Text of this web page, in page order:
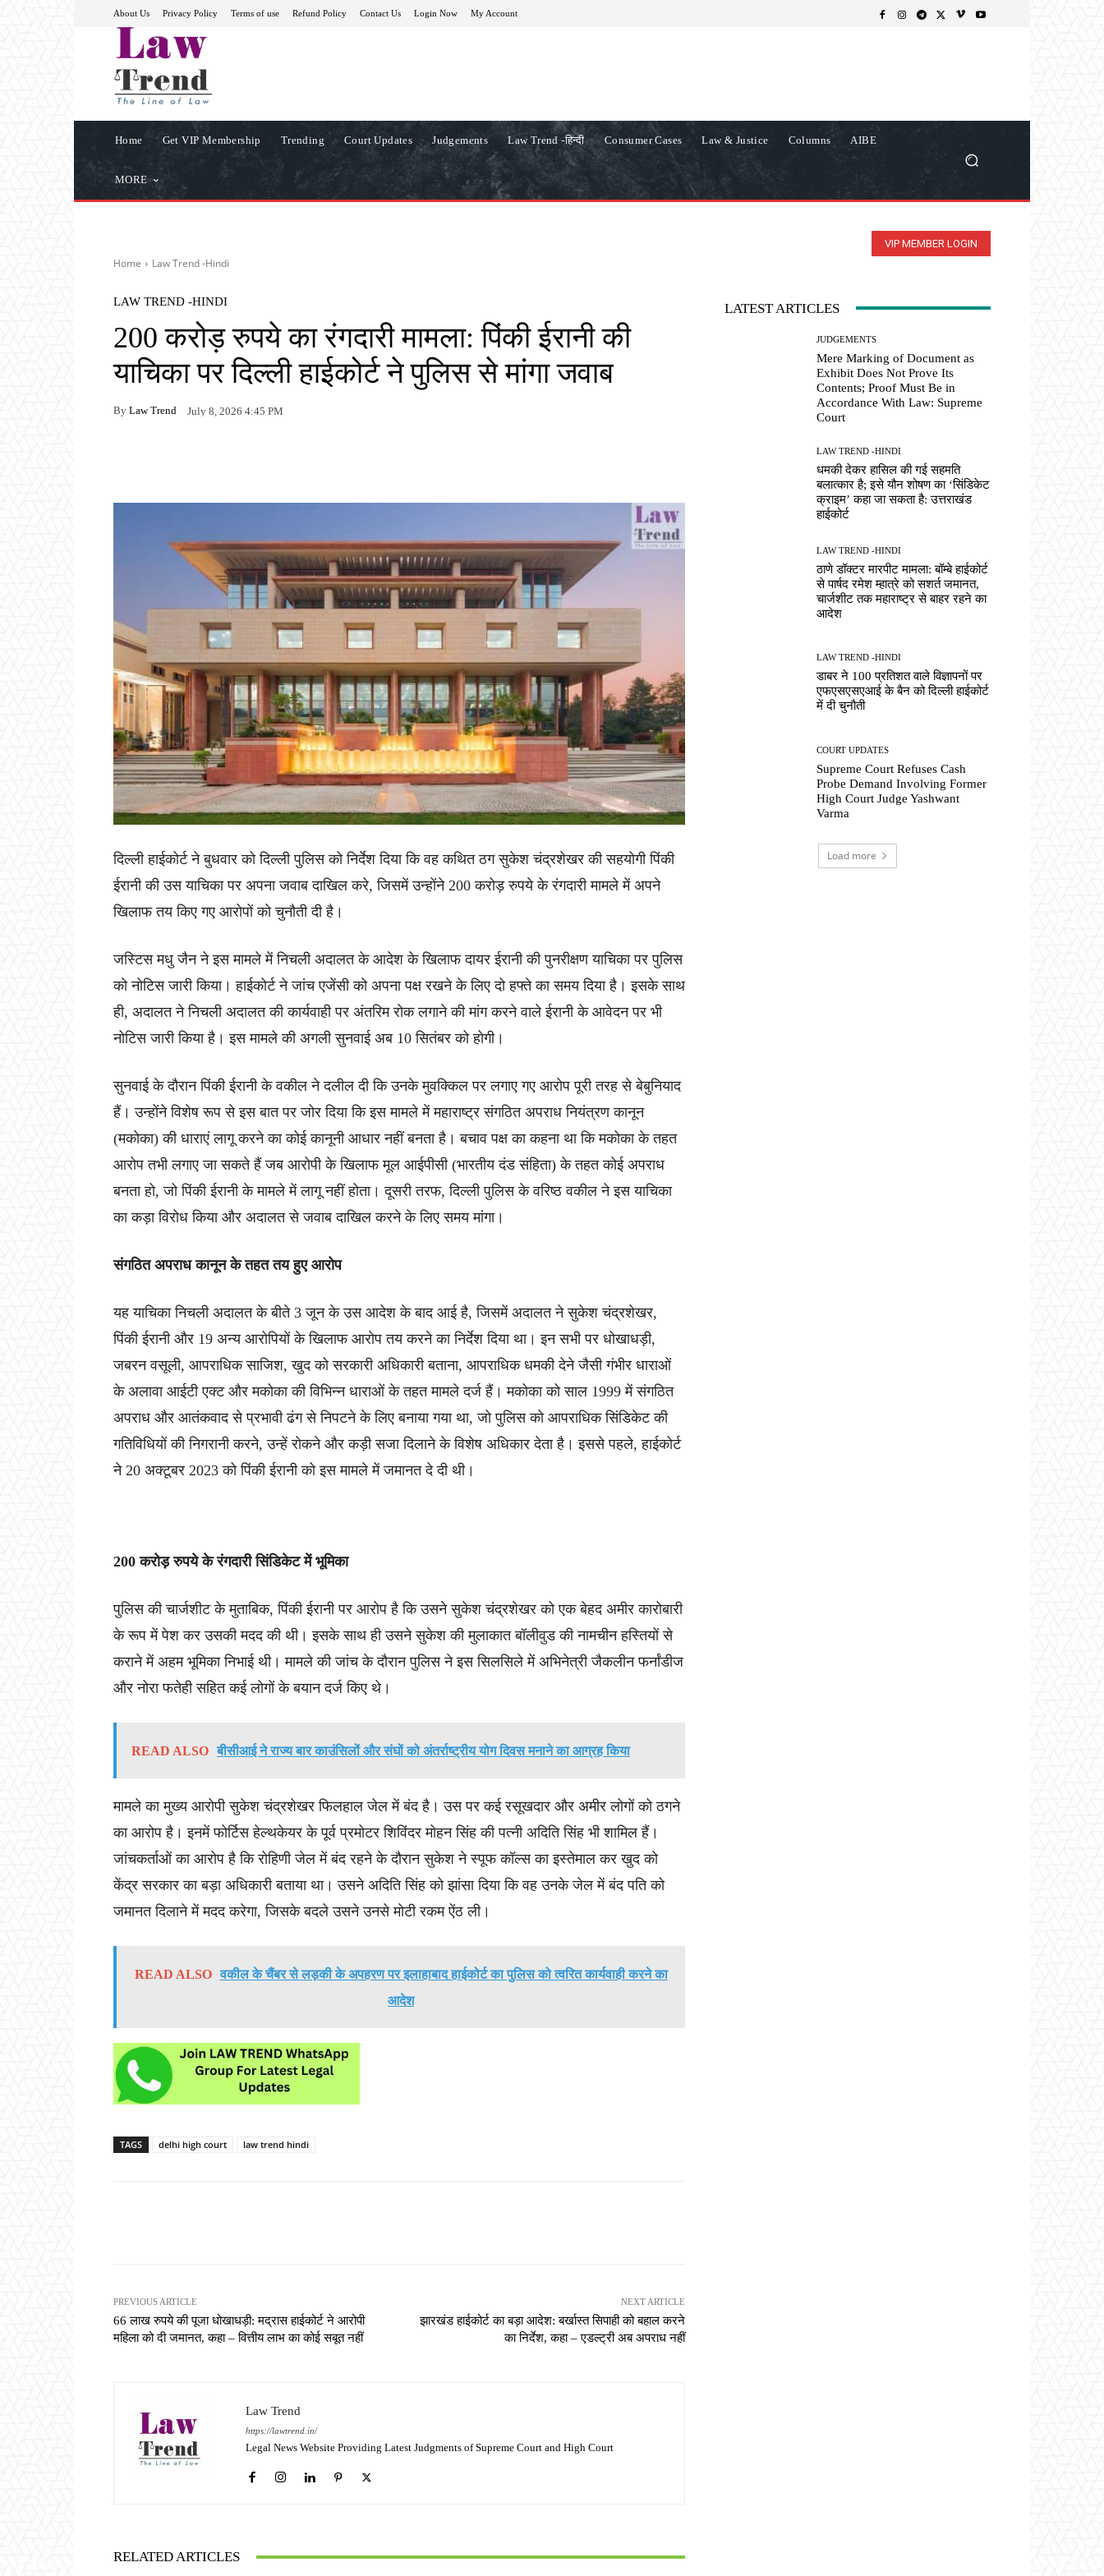
About Us Privacy Policy Terms of use Refund Policy Contact Us Login Now My Account
Home Get VIP Membership Trending Court Updates Judgements Law Trend -हिन्दी Consumer Cases Law & Justice Columns AIBE
MORE
VIP MEMBER LOGIN
Home Law Trend -Hindi
LAW TREND -HINDI
200 करोड़ रुपये का रंगदारी मामला: पिंकी ईरानी की
याचिका पर दिल्ली हाईकोर्ट ने पुलिस से मांगा जवाब
By Law Trend July 8, 2026 4:45 PM
दिल्ली हाईकोर्ट ने बुधवार को दिल्ली पुलिस को निर्देश दिया कि वह कथित ठग सुकेश चंद्रशेखर की सहयोगी पिंकी
ईरानी की उस याचिका पर अपना जवाब दाखिल करे, जिसमें उन्होंने 200 करोड़ रुपये के रंगदारी मामले में अपने
खिलाफ तय किए गए आरोपों को चुनौती दी है।
जस्टिस मधु जैन ने इस मामले में निचली अदालत के आदेश के खिलाफ दायर ईरानी की पुनरीक्षण याचिका पर पुलिस
को नोटिस जारी किया। हाईकोर्ट ने जांच एजेंसी को अपना पक्ष रखने के लिए दो हफ्ते का समय दिया है। इसके साथ
ही, अदालत ने निचली अदालत की कार्यवाही पर अंतरिम रोक लगाने की मांग करने वाले ईरानी के आवेदन पर भी
नोटिस जारी किया है। इस मामले की अगली सुनवाई अब 10 सितंबर को होगी।
सुनवाई के दौरान पिंकी ईरानी के वकील ने दलील दी कि उनके मुवक्किल पर लगाए गए आरोप पूरी तरह से बेबुनियाद
हैं। उन्होंने विशेष रूप से इस बात पर जोर दिया कि इस मामले में महाराष्ट्र संगठित अपराध नियंत्रण कानून
(मकोका) की धाराएं लागू करने का कोई कानूनी आधार नहीं बनता है। बचाव पक्ष का कहना था कि मकोका के तहत
आरोप तभी लगाए जा सकते हैं जब आरोपी के खिलाफ मूल आईपीसी (भारतीय दंड संहिता) के तहत कोई अपराध
बनता हो, जो पिंकी ईरानी के मामले में लागू नहीं होता। दूसरी तरफ, दिल्ली पुलिस के वरिष्ठ वकील ने इस याचिका
का कड़ा विरोध किया और अदालत से जवाब दाखिल करने के लिए समय मांगा।
संगठित अपराध कानून के तहत तय हुए आरोप
यह याचिका निचली अदालत के बीते 3 जून के उस आदेश के बाद आई है, जिसमें अदालत ने सुकेश चंद्रशेखर,
पिंकी ईरानी और 19 अन्य आरोपियों के खिलाफ आरोप तय करने का निर्देश दिया था। इन सभी पर धोखाधड़ी,
जबरन वसूली, आपराधिक साजिश, खुद को सरकारी अधिकारी बताना, आपराधिक धमकी देने जैसी गंभीर धाराओं
के अलावा आईटी एक्ट और मकोका की विभिन्न धाराओं के तहत मामले दर्ज हैं। मकोका को साल 1999 में संगठित
अपराध और आतंकवाद से प्रभावी ढंग से निपटने के लिए बनाया गया था, जो पुलिस को आपराधिक सिंडिकेट की
गतिविधियों की निगरानी करने, उन्हें रोकने और कड़ी सजा दिलाने के विशेष अधिकार देता है। इससे पहले, हाईकोर्ट
ने 20 अक्टूबर 2023 को पिंकी ईरानी को इस मामले में जमानत दे दी थी।
200 करोड़ रुपये के रंगदारी सिंडिकेट में भूमिका
पुलिस की चार्जशीट के मुताबिक, पिंकी ईरानी पर आरोप है कि उसने सुकेश चंद्रशेखर को एक बेहद अमीर कारोबारी
के रूप में पेश कर उसकी मदद की थी। इसके साथ ही उसने सुकेश की मुलाकात बॉलीवुड की नामचीन हस्तियों से
कराने में अहम भूमिका निभाई थी। मामले की जांच के दौरान पुलिस ने इस सिलसिले में अभिनेत्री जैकलीन फर्नांडीज
और नोरा फतेही सहित कई लोगों के बयान दर्ज किए थे।
READ ALSO बीसीआई ने राज्य बार काउंसिलों और संघों को अंतर्राष्ट्रीय योग दिवस मनाने का आग्रह किया
मामले का मुख्य आरोपी सुकेश चंद्रशेखर फिलहाल जेल में बंद है। उस पर कई रसूखदार और अमीर लोगों को ठगने
का आरोप है। इनमें फोर्टिस हेल्थकेयर के पूर्व प्रमोटर शिविंदर मोहन सिंह की पत्नी अदिति सिंह भी शामिल हैं।
जांचकर्ताओं का आरोप है कि रोहिणी जेल में बंद रहने के दौरान सुकेश ने स्पूफ कॉल्स का इस्तेमाल कर खुद को
केंद्र सरकार का बड़ा अधिकारी बताया था। उसने अदिति सिंह को झांसा दिया कि वह उनके जेल में बंद पति को
जमानत दिलाने में मदद करेगा, जिसके बदले उसने उनसे मोटी रकम ऐंठ ली।
READ ALSO वकील के चैंबर से लड़की के अपहरण पर इलाहाबाद हाईकोर्ट का पुलिस को त्वरित कार्यवाही करने का
आदेश
TAGS delhi high court law trend hindi
PREVIOUS ARTICLE
66 लाख रुपये की पूजा धोखाधड़ी: मद्रास हाईकोर्ट ने आरोपी
महिला को दी जमानत, कहा – वित्तीय लाभ का कोई सबूत नहीं
NEXT ARTICLE
झारखंड हाईकोर्ट का बड़ा आदेश: बर्खास्त सिपाही को बहाल करने
का निर्देश, कहा – एडल्ट्री अब अपराध नहीं
Law Trend
https://lawtrend.in/
Legal News Website Providing Latest Judgments of Supreme Court and High Court
RELATED ARTICLES
LATEST ARTICLES
JUDGEMENTS
Mere Marking of Document as
Exhibit Does Not Prove Its
Contents; Proof Must Be in
Accordance With Law: Supreme
Court
LAW TREND -HINDI
धमकी देकर हासिल की गई सहमति
बलात्कार है; इसे यौन शोषण का ‘सिंडिकेट
क्राइम’ कहा जा सकता है: उत्तराखंड
हाईकोर्ट
LAW TREND -HINDI
ठाणे डॉक्टर मारपीट मामला: बॉम्बे हाईकोर्ट
से पार्षद रमेश म्हात्रे को सशर्त जमानत,
चार्जशीट तक महाराष्ट्र से बाहर रहने का
आदेश
LAW TREND -HINDI
डाबर ने 100 प्रतिशत वाले विज्ञापनों पर
एफएसएसएआई के बैन को दिल्ली हाईकोर्ट
में दी चुनौती
COURT UPDATES
Supreme Court Refuses Cash
Probe Demand Involving Former
High Court Judge Yashwant
Varma
Load more